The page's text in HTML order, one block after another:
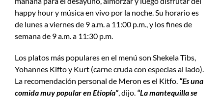
happy hour y música en vivo por la noche. Su horario es
de lunes a viernes de 9 a.m. a 11:00 p.m., y los fines de
semana de 9 a.m. a 11:30 p.m.
Los platos más populares en el menú son Shekela Tibs,
Yohannes Kifto y Kurt (carne cruda con especias al lado).
La recomendación personal de Meron es el Kitfo. “Es una
comida muy popular en Etiopía”, dijo. “La mantequilla se